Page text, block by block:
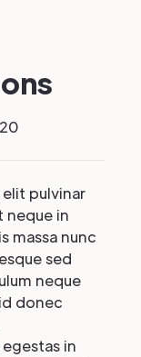
pulvinar
neque in
massa nunc
sed
neque
donec
in